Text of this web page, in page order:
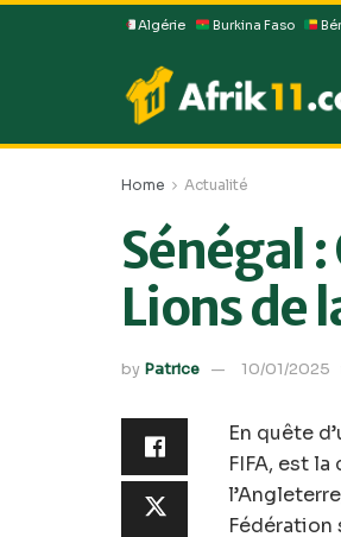
Algérie Burkina Faso
Home Actualité
Sénégal
Lions de
by Patrice 10/01/2025
En quête
FIFA, est
Fédération